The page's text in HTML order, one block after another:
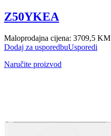
Z50YKEA
Maloprodajna cijena: 3709,5 KM
Dodaj za usporedbuUsporedi
Naručite proizvod